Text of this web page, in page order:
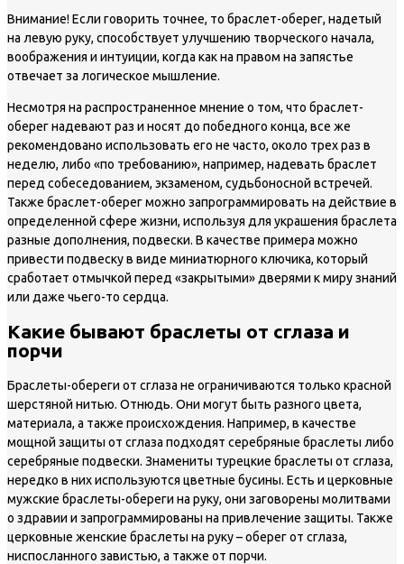
Внимание!Если говорить точнее, то браслет-оберег, надетый
на левую руку, способствует улучшению творческого начала,
воображения и интуиции, когда как на правом на запястье
отвечает за логическое мышление.
Несмотря на распространенное мнение о том, что браслет-
оберег надевают раз и носят до победного конца, все же
рекомендовано использовать его не часто, около трех раз в
неделю, либо «по требованию», например, надевать браслет
перед собеседованием, экзаменом, судьбоносной встречей.
Также браслет-оберег можно запрограммировать на действие в
определенной сфере жизни, используя для украшения браслета
разные дополнения, подвески. В качестве примера можно
привести подвеску в виде миниатюрного ключика, который
сработает отмычкой перед «закрытыми» дверями к миру знаний
или даже чьего-то сердца.
Какие бывают браслеты от сглаза и
порчи
Браслеты-обереги от сглаза не ограничиваются только красной
шерстяной нитью. Отнюдь. Они могут быть разного цвета,
материала, а также происхождения. Например, в качестве
мощной защиты от сглаза подходят серебряные браслеты либо
серебряные подвески. Знамениты турецкие браслеты от сглаза,
нередко в них используются цветные бусины. Есть и церковные
мужские браслеты-обереги на руку, они заговорены молитвами
о здравии и запрограммированы на привлечение защиты. Также
церковные женские браслеты на руку – оберег от сглаза,
ниспосланного завистью, а также от порчи.